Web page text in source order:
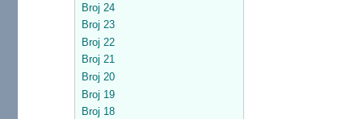
Broj 24
Broj 23
Broj 22
Broj 21
Broj 20
Broj 19
Broj 18